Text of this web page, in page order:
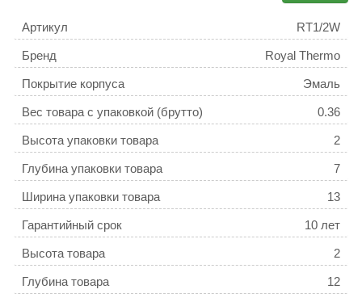
Артикул RT1/2W
Бренд Royal Thermo
Покрытие корпуса Эмаль
Вес товара с упаковкой (брутто) 0.36
Высота упаковки товара 2
Глубина упаковки товара 7
Ширина упаковки товара 13
Гарантийный срок 10 лет
Высота товара 2
Глубина товара 12